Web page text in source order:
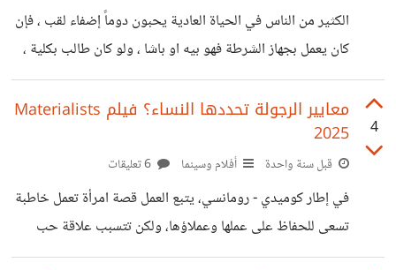
الأمور إلى طبيعتها وكثيراً ما تتمنى أن يفهم شريكك ما تقوم به
من أجله أو على الأقل تتمنى أن تعيش لحظات معينة كما لو كنت
الكثير من الناس في الحياة العادية يحبون دوماً إضفاء لقب ، فإن
كان يعمل بجهاز الشرطة فهو بيه او باشا ، ولو كان طالب بكلية ،
فهو دكتور أو مهندس ، ولو كان يقوم بدور رئاسي فهو (فخامة
الرئيس) أو لو كان بمنصب وزير فهو (سيادة الوزير) ، والحديث
عن أي شخص يقترب من منصب مهم يجب أن يكون بإجلال
وربما ينظر للأرض أثناء الحديث ، أو تبدي سعادة مبالغ فيها وأنت
تصافح أو تتحدث عنه (حتى وإن كان سيء
4
معايير الرجولة تحددها النساء؟ فيلم Materialists
2025
قبل سنة واحدة أفلام وسينما
في إطار كوميدي - رومانسي، يتبع العمل قصة امرأة تعمل خاطبة
تسعى للحفاظ على عملها وعملاؤها، ولكن تتسبب علاقة حب
ثلاثية معقدة في تقلبات كبيرة بحياتها تبدأ من وقوعها في حب